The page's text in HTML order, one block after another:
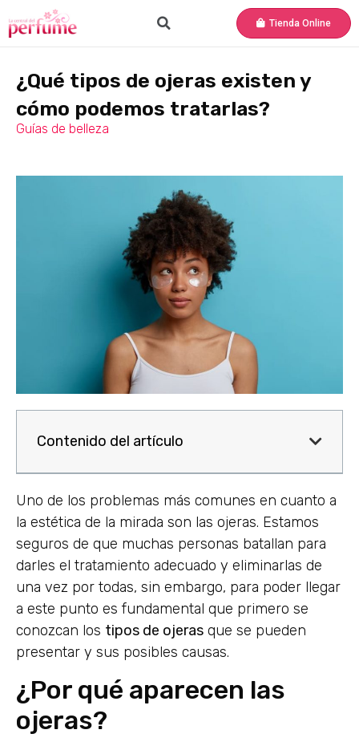
Tienda Online
¿Qué tipos de ojeras existen y
cómo podemos tratarlas?
Guías de belleza
Contenido del artículo
Uno de los problemas más comunes en cuanto a
la estética de la mirada son las ojeras. Estamos
seguros de que muchas personas batallan para
darles el tratamiento adecuado y eliminarlas de
una vez por todas, sin embargo, para poder llegar
a este punto es fundamental que primero se
conozcan los tipos de ojeras que se pueden
presentar y sus posibles causas.
¿Por qué aparecen las
ojeras?